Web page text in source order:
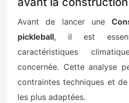
Avant de lancer une
pickleball, il est
caractéristiques
concernée. Cette analyse
contraintes techniques et
les plus adaptées.